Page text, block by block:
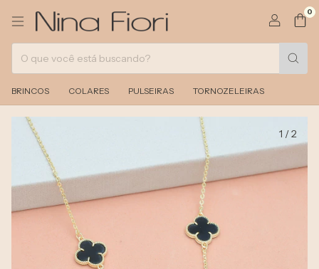
0
BRINCOS COLARES PULSEIRAS TORNOZELEIRAS
1 /2